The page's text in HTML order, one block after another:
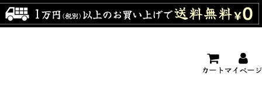
カートマイページ